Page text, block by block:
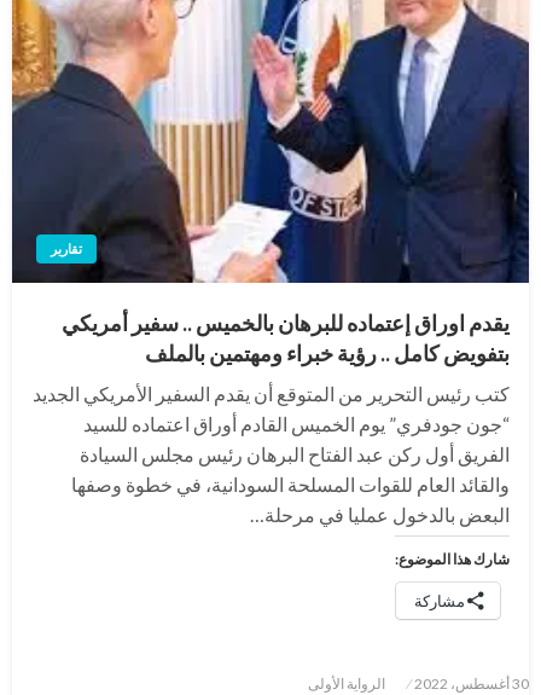
تقارير
يقدم اوراق إعتماده للبرهان بالخميس .. سفير أمريكي
بتفويض كامل .. رؤية خبراء ومهتمين بالملف
كتب رئيس التحرير من المتوقع أن يقدم السفير الأمريكي الجديد
“جون جودفري” يوم الخميس القادم أوراق اعتماده للسيد
الفريق أول ركن عبد الفتاح البرهان رئيس مجلس السيادة
والقائد العام للقوات المسلحة السودانية، في خطوة وصفها
البعض بالدخول عمليا في مرحلة…
شارك هذا الموضوع:
مشاركة
نُشر
30 أغسطس، 2022 الرواية الأولى